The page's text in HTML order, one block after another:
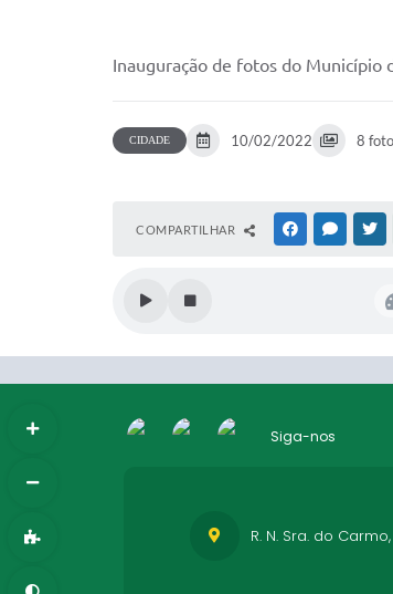
Inauguração de fotos do Município
CIDADE 10/02/2022 8
COMPARTILHAR FACEBOOK
Siga-nos
R. N. Sra. do Carmo,